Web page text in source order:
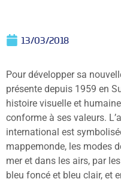
13/03/2018
Pour développer sa
présente depuis 1959 en
histoire visuelle et
conforme à ses valeurs.
international est
mappemonde, les modes
mer et dans les airs, par
bleu foncé et bleu clair, et